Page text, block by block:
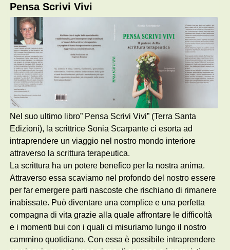
Pensa Scrivi Vivi
Nel suo ultimo libro” Pensa Scrivi Vivi” (Terra Santa
Edizioni), la scrittrice Sonia Scarpante ci esorta ad
intraprendere un viaggio nel nostro mondo interiore
attraverso la scrittura terapeutica.
La scrittura ha un potere benefico per la nostra anima.
Attraverso essa scaviamo nel profondo del nostro essere
per far emergere parti nascoste che rischiano di rimanere
inabissate. Può diventare una complice e una perfetta
compagna di vita grazie alla quale affrontare le difficoltà
e i momenti bui con i quali ci misuriamo lungo il nostro
cammino quotidiano. Con essa è possibile intraprendere